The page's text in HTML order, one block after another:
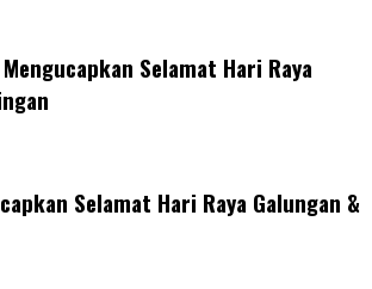
Selamat Hari Raya
Selamat Hari Raya Galungan &